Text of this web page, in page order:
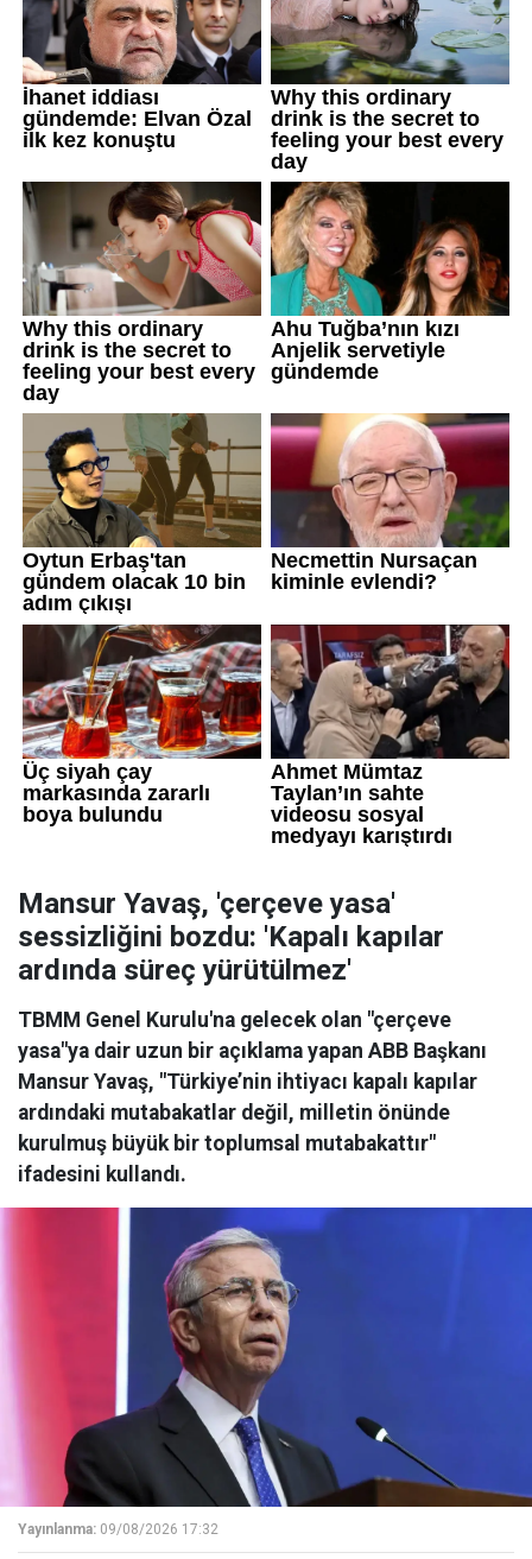
Mansur Yavaş, 'çerçeve yasa'
sessizliğini bozdu: 'Kapalı kapılar
ardında süreç yürütülmez'
TBMM Genel Kurulu'na gelecek olan "çerçeve
yasa"ya dair uzun bir açıklama yapan ABB Başkanı
Mansur Yavaş, "Türkiye’nin ihtiyacı kapalı kapılar
ardındaki mutabakatlar değil, milletin önünde
kurulmuş büyük bir toplumsal mutabakattır"
ifadesini kullandı.
Yayınlanma: 09/08/2026 17:32